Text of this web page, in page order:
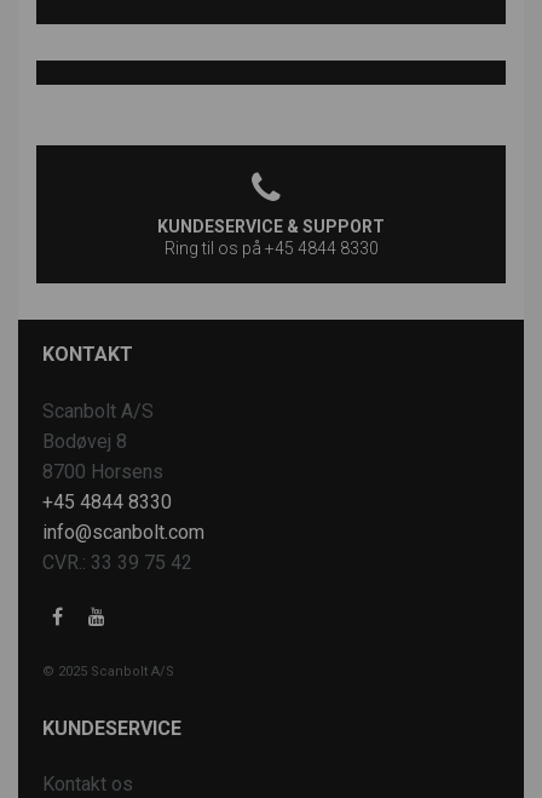
KUNDESERVICE & SUPPORT
Ring til os på +45 4844 8330
KONTAKT
Scanbolt A/S
Bodøvej 8
8700 Horsens
+45 4844 8330
info@scanbolt.com
CVR.: 33 39 75 42
© 2025 Scanbolt A/S
KUNDESERVICE
Kontakt os